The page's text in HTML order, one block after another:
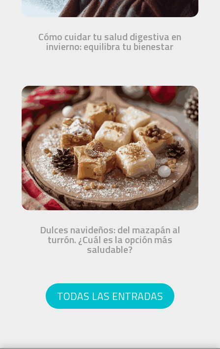
Cómo cuidar tu salud digestiva en
invierno: equilibra tu bienestar
Dulces navideños: del mazapán al
turrón. ¿Cuál es la opción más
saludable?
TODAS LAS ENTRADAS